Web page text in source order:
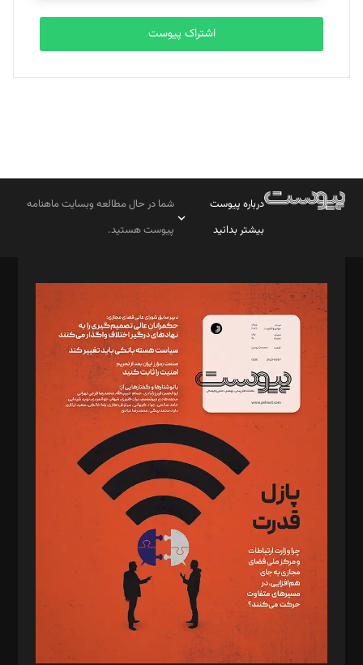
اشتراک پیوست
درباره پیوست
بیشتر بدانید
شما در حال مطالعه وبسایت ماهنامه
پیوست هستید.
مدیر مسئول: محمدباقر اثنی‌عشری
سردبیر: مهرک محمودی
دبیر تحریریه: میثم قاسمی
د‌بیر ناداستان: سمانه سمیع
د‌بیر خدمت و تجارت: ابوالفضل رجبی
د‌بیر حقوق فناوری: حسام‌الدین ایپکچی
د‌بیر پیوست جهان: مینا پاکدل
د‌بیر تحریریه آنلاین: بابک نقاش
تحریریه‌: مجتبی محمود‌ی، آرش برهمند، یسنا امان‌پور، سروش کرمیان،
مصطفی مسجدی آرانی، ابوالفضل رجبی، زهرا فکرانه، فائزه فتحی
رستمی،مصطفی باستان
ویرایش: نگار استاد‌‌آقا
طراح یونیفرم: مجید توکلی
فیلمبرداری و عکاسی: امیر شفیعی، مانی لطفی زاده
گرافیک و صفحه‌آرایی: سید‌سبحان‌علی ثابت
مد‌یر توسعه تجاری: کامبیز برید‌
امور مالی: شاپور رهبری، محمد‌ کاظمی‌نیا